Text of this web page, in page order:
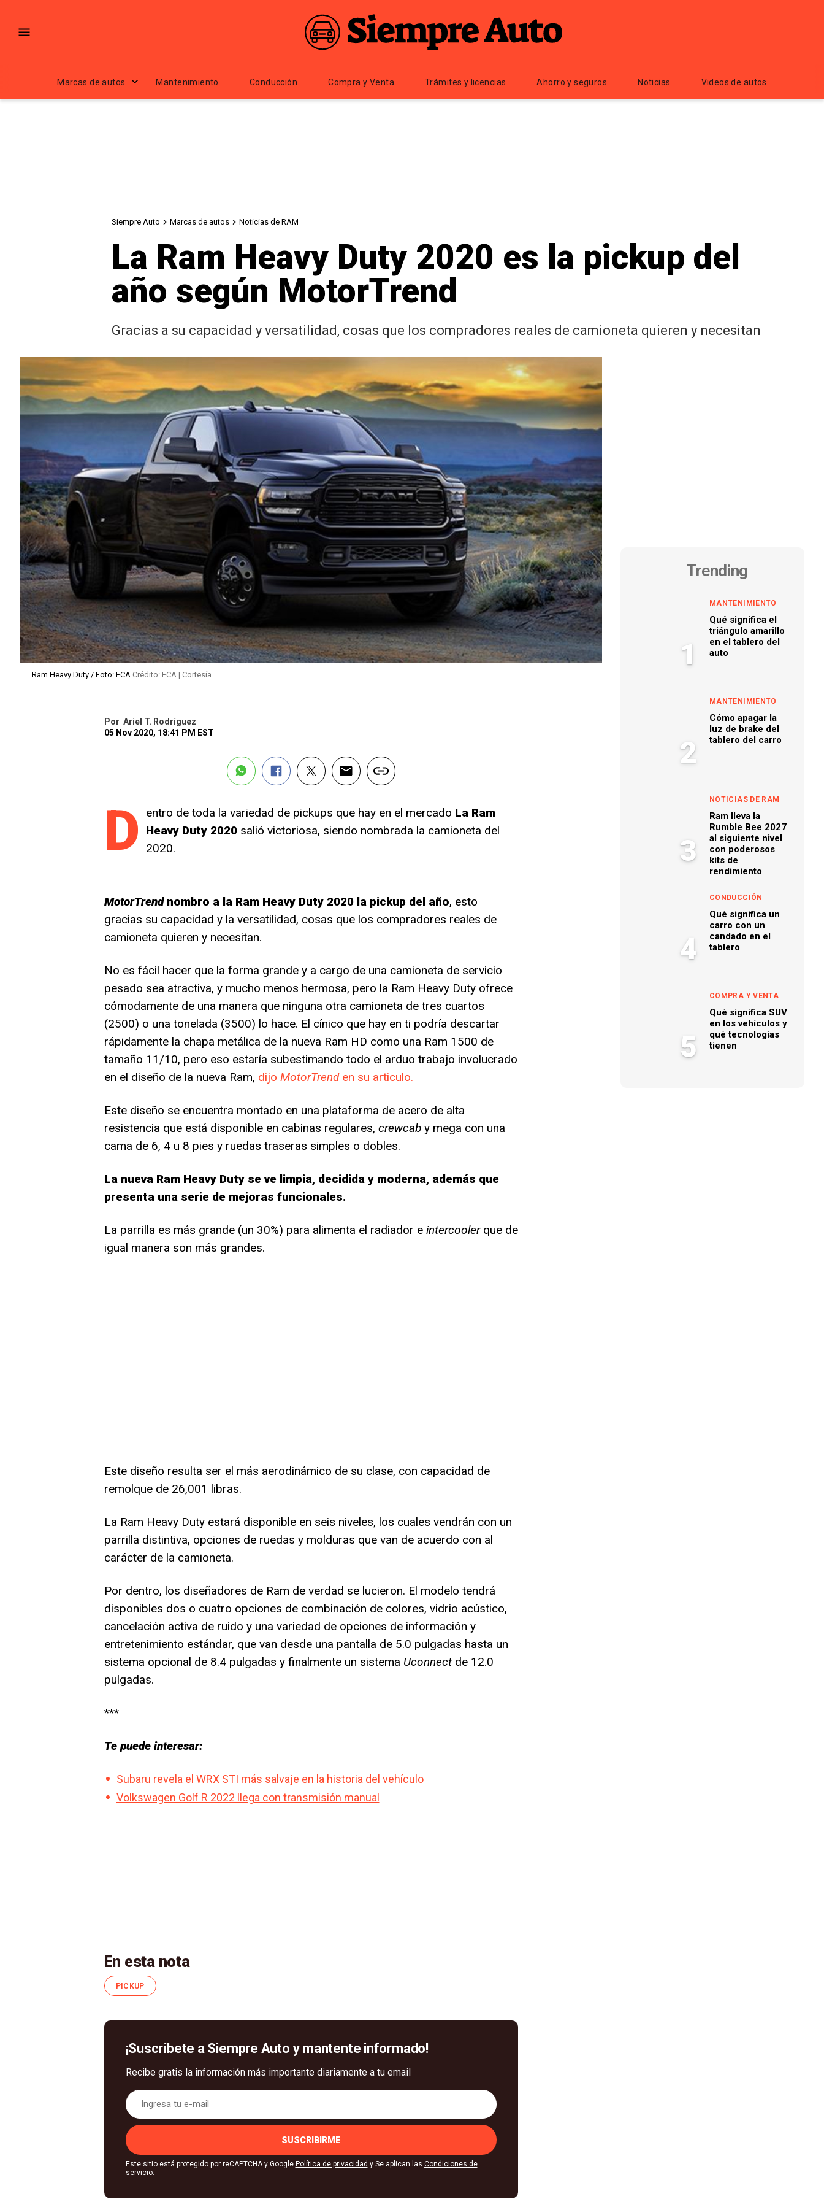
Marcas de autos Mantenimiento Conducción Compra y Venta Trámites y licencias Ahorro y seguros Noticias Videos de autos
Siempre Auto Marcas de autos Noticias de RAM
La Ram Heavy Duty 2020 es la pickup del
año según MotorTrend
Gracias a su capacidad y versatilidad, cosas que los compradores reales de camioneta quieren y necesitan
Ram Heavy Duty / Foto: FCA Crédito: FCA | Cortesía
Por Ariel T. Rodríguez
05 Nov 2020, 18:41 PM EST
D entro de toda la variedad de pickups que hay en el mercado La Ram
Heavy Duty 2020salió victoriosa, siendo nombrada la camioneta del
2020.
MotorTrendnombro a la Ram Heavy Duty 2020 la pickup del año, esto
gracias su capacidad y la versatilidad, cosas que los compradores reales de
camioneta quieren y necesitan.
No es fácil hacer que la forma grande y a cargo de una camioneta de servicio
pesado sea atractiva, y mucho menos hermosa, pero la Ram Heavy Duty ofrece
cómodamente de una manera que ninguna otra camioneta de tres cuartos
(2500) o una tonelada (3500) lo hace. El cínico que hay en ti podría descartar
rápidamente la chapa metálica de la nueva Ram HD como una Ram 1500 de
tamaño 11/10, pero eso estaría subestimando todo el arduo trabajo involucrado
en el diseño de la nueva Ram, dijo MotorTrenden su articulo.
Este diseño se encuentra montado en una plataforma de acero de alta
resistencia que está disponible en cabinas regulares, crewcaby mega con una
cama de 6, 4 u 8 pies y ruedas traseras simples o dobles.
La nueva Ram Heavy Duty se ve limpia, decidida y moderna, además que
presenta una serie de mejoras funcionales.
La parrilla es más grande (un 30%) para alimenta el radiador e intercoolerque de
igual manera son más grandes.
Este diseño resulta ser el más aerodinámico de su clase, con capacidad de
remolque de 26,001 libras.
La Ram Heavy Duty estará disponible en seis niveles, los cuales vendrán con un
parrilla distintiva, opciones de ruedas y molduras que van de acuerdo con al
carácter de la camioneta.
Por dentro, los diseñadores de Ram de verdad se lucieron. El modelo tendrá
disponibles dos o cuatro opciones de combinación de colores, vidrio acústico,
cancelación activa de ruido y una variedad de opciones de información y
entretenimiento estándar, que van desde una pantalla de 5.0 pulgadas hasta un
sistema opcional de 8.4 pulgadas y finalmente un sistema Uconnectde 12.0
pulgadas.
***
Te puede interesar:
Subaru revela el WRX STI más salvaje en la historia del vehículo
Volkswagen Golf R 2022 llega con transmisión manual
En esta nota
PICKUP
¡Suscríbete a Siempre Auto y mantente informado!
Recibe gratis la información más importante diariamente a tu email
SUSCRIBIRME
Este sitio está protegido por reCAPTCHA y Google Política de privacidad y Se aplican las Condiciones de
servicio.
Trending
1
MANTENIMIENTO
Qué significa el
triángulo amarillo
en el tablero del
auto
2
MANTENIMIENTO
Cómo apagar la
luz de brake del
tablero del carro
3
NOTICIAS DE RAM
Ram lleva la
Rumble Bee 2027
al siguiente nivel
con poderosos
kits de
rendimiento
4
CONDUCCIÓN
Qué significa un
carro con un
candado en el
tablero
5
COMPRA Y VENTA
Qué significa SUV
en los vehículos y
qué tecnologías
tienen